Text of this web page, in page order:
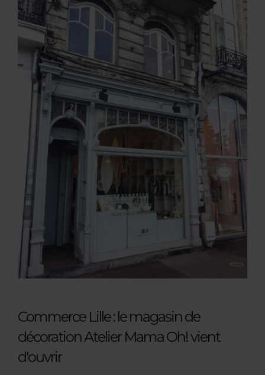
Commerce Lille : le magasin de
décoration Atelier Mama Oh! vient
d'ouvrir